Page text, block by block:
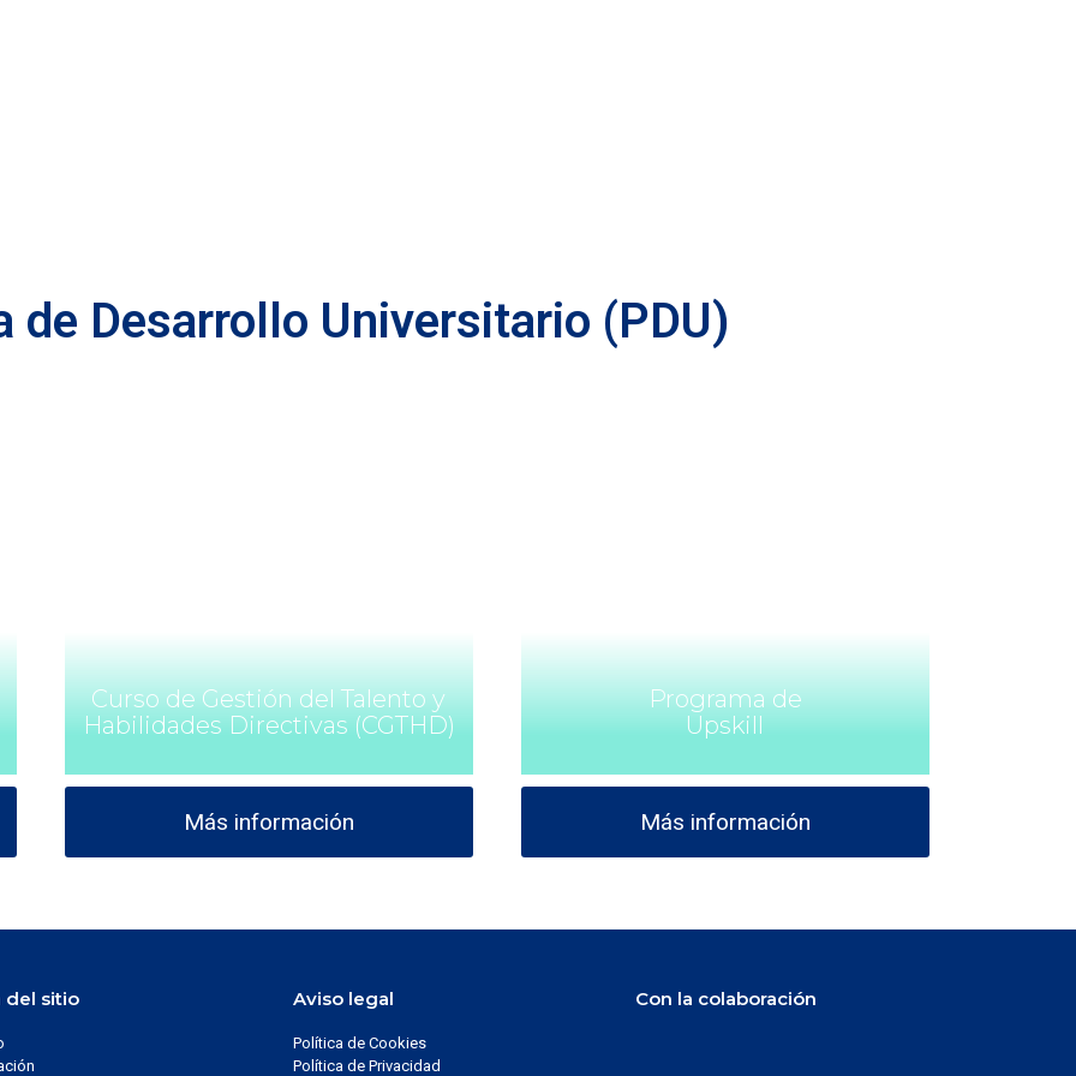
de Desarrollo Universitario (PDU)
Curso de Gestión del Talento y
Habilidades Directivas (CGTHD)
Más información
Programa de
Upskill
Más información
del sitio Aviso legal
Política de Cookies
Política de Privacidad
Con la colaboración